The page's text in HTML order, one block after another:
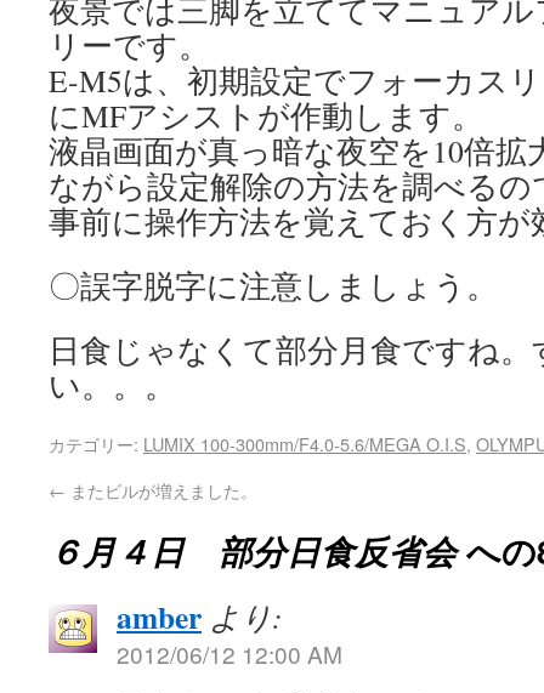
夜景では三脚を立ててマニュア
リーです。
E-M5は、初期設定でフォーカス
にMFアシストが作動します。
液晶画面が真っ暗な夜空を10倍
ながら設定解除の方法を調べるの
事前に操作方法を覚えておく方が
〇誤字脱字に注意しましょう。
日食じゃなくて部分月食ですね
い。。。
カテゴリー: LUMIX 100-300mm/F4.0-5.6/MEGA O.I.S,
← またビルが増えました。
６月４日 部分日食反省会への
amber より:
2012/06/12 12:00 AM